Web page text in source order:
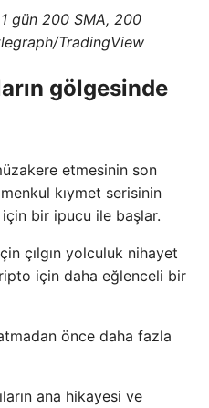
gün 200 SMA, 200
TradingView
gölgesinde
etmesinin son
kıymet serisinin
bir ipucu ile başlar.
çılgın yolculuk nihayet
için daha eğlenceli bir
önce daha fazla
ana hikayesi ve